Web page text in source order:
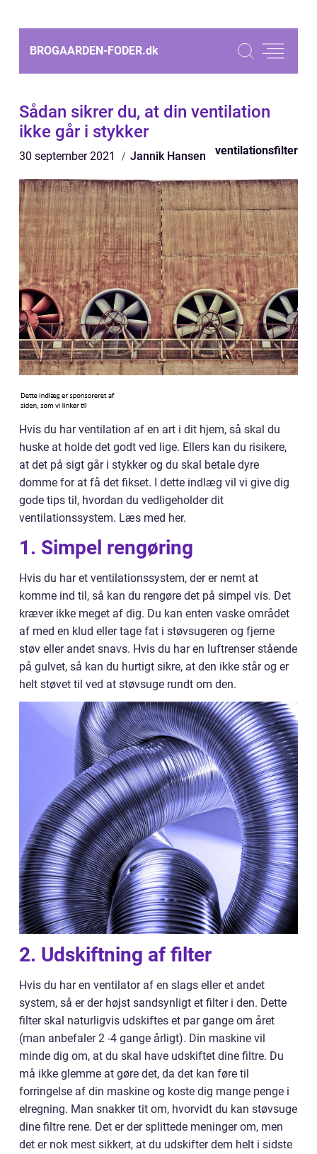
BROGAARDEN-FODER.dk
Sådan sikrer du, at din ventilation
ikke går i stykker
30 september 2021 Jannik Hansen ventilationsfilter
Hvis du har ventilation af en art i dit hjem, så skal du
huske at holde det godt ved lige. Ellers kan du risikere,
at det på sigt går i stykker og du skal betale dyre
domme for at få det fikset. I dette indlæg vil vi give dig
gode tips til, hvordan du vedligeholder dit
ventilationssystem. Læs med her.
1. Simpel rengøring
Hvis du har et ventilationssystem, der er nemt at
komme ind til, så kan du rengøre det på simpel vis. Det
kræver ikke meget af dig. Du kan enten vaske området
af med en klud eller tage fat i støvsugeren og fjerne
støv eller andet snavs. Hvis du har en luftrenser stående
på gulvet, så kan du hurtigt sikre, at den ikke står og er
helt støvet til ved at støvsuge rundt om den.
2. Udskiftning af filter
Hvis du har en ventilator af en slags eller et andet
system, så er der højst sandsynligt et filter i den. Dette
filter skal naturligvis udskiftes et par gange om året
(man anbefaler 2 -4 gange årligt). Din maskine vil
minde dig om, at du skal have udskiftet dine filtre. Du
må ikke glemme at gøre det, da det kan føre til
forringelse af din maskine og koste dig mange penge i
elregning. Man snakker tit om, hvorvidt du kan støvsuge
dine filtre rene. Det er der splittede meninger om, men
det er nok mest sikkert, at du udskifter dem helt i sidste